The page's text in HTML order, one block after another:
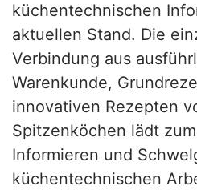
küchentechnischen
aktuellen Stand. Die
Verbindung aus
Warenkunde,
innovativen Rezepten
Spitzenköchen lädt
Informieren und
küchentechnischen